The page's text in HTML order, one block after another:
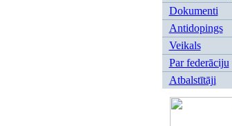
Dokumenti
Antidopings
Veikals
Par federāciju
Atbalstītāji